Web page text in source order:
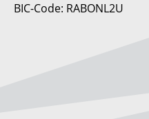
BIC-Code: RABONL2U